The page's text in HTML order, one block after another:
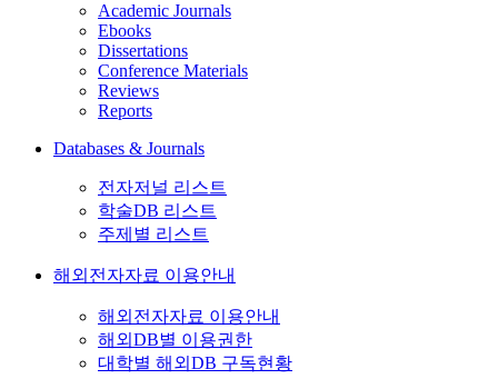
Academic Journals
Ebooks
Dissertations
Conference Materials
Reviews
Reports
Databases & Journals
전자저널 리스트
학술DB 리스트
주제별 리스트
해외전자자료 이용안내
해외전자자료 이용안내
해외DB별 이용권한
대학별 해외DB 구독현황